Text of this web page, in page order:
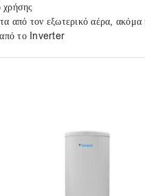
από τον εξωτερικό αέρα,
από το Inverter